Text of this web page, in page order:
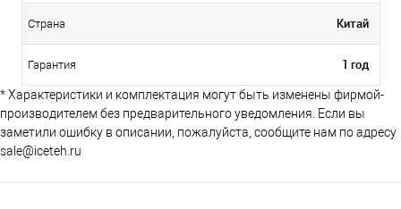
Страна Китай
Гарантия 1 год
* Характеристики и комплектация могут быть изменены фирмой-
производителем без предварительного уведомления. Если вы
заметили ошибку в описании, пожалуйста, сообщите нам по адресу
sale@iceteh.ru